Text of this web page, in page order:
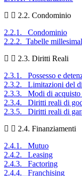
2.2. Condominio
2.2.1. Condominio
2.2.2. Tabelle
2.3. Diritti Reali
2.3.1. Possesso e
2.3.2. Limitazioni del
2.3.3. Modi di acquisto
2.3.4. Diritti reali di
2.3.5. Diritti reali di
2.4. Finanziamenti
2.4.1. Mutuo
2.4.2. Leasing
2.4.3. Factoring
2.4.4. Franchising